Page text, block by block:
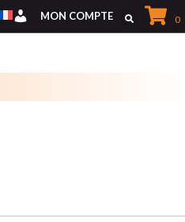
Mon Compte
MON COMPTE 0